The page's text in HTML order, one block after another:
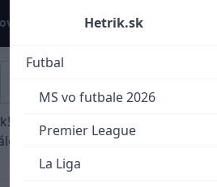
Kontakt
Hetrik.sk
Futbal
MS vo futbale 2026
Premier League
La Liga
Osemnástka zdolala
potrebuje pomoc